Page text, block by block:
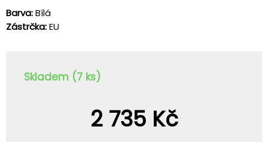
Barva:Bílá
Zástrčka:EU
Skladem (7 ks)
2 735 Kč